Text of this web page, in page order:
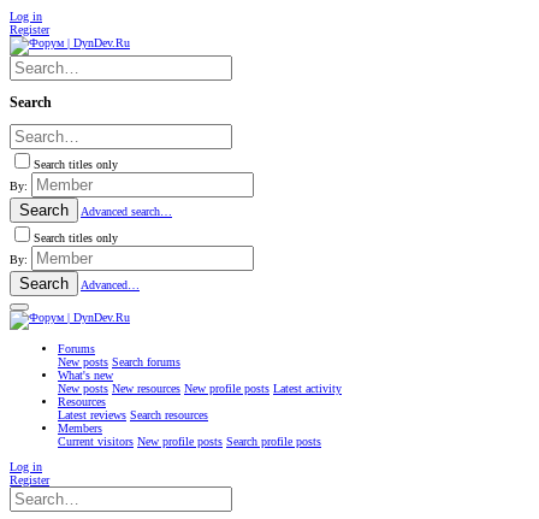
Log in
Register
Search
Search titles only
By:
Search
Advanced search…
Search titles only
By:
Search Advanced…
Forums
New posts Search forums
What's new
New posts New resources New profile posts Latest activity
Resources
Latest reviews Search resources
Members
Current visitors New profile posts Search profile posts
Log in
Register